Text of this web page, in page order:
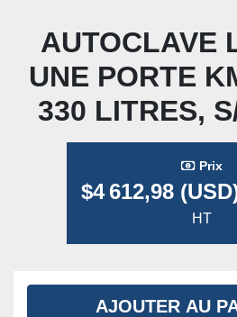
AUTOCLAVE
UNE PORTE
330 LITRES,
Prix
$4 612,98
HT
AJOUTER AU